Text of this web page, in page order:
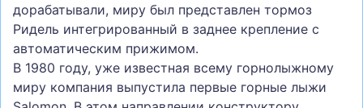
дорабатывали, миру был представлен тормоз
Ридель интегрированный в заднее крепление с
автоматическим прижимом.
В 1980 году, уже известная всему горнолыжному
миру компания выпустила первые горные лыжи